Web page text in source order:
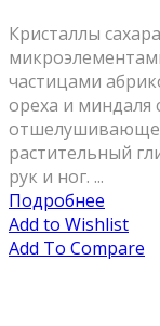
Кристаллы
частицами
ореха и
растительный
рук и ног. ...
Подробнее
Add to Wishlist
Add To Compare